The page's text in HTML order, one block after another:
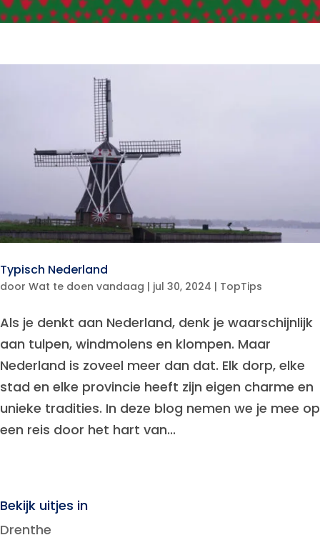
Typisch Nederland
door Wat te doen vandaag | jul 30, 2024 | TopTips
Als je denkt aan Nederland, denk je waarschijnlijk
aan tulpen, windmolens en klompen. Maar
Nederland is zoveel meer dan dat. Elk dorp, elke
stad en elke provincie heeft zijn eigen charme en
unieke tradities. In deze blog nemen we je mee op
een reis door het hart van...
Bekijk uitjes in
Drenthe